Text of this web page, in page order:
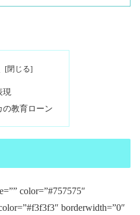
現
の教育ローン
color=”#757575″
borderwidth=”0″